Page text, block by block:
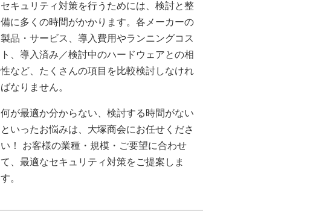
セキュリティ対策を行うためには、検討と整
備に多くの時間がかかります。各メーカーの
製品・サービス、導入費用やランニングコス
ト、導入済み／検討中のハードウェアとの相
性など、たくさんの項目を比較検討しなけれ
ばなりません。
何が最適か分からない、検討する時間がない
といったお悩みは、大塚商会にお任せくださ
い！ お客様の業種・規模・ご要望に合わせ
て、最適なセキュリティ対策をご提案しま
す。